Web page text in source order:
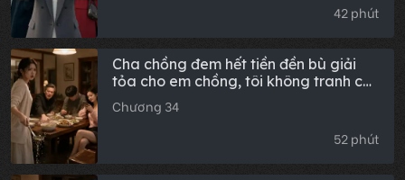
42 phút
Cha chồng đem hết tiền đền bù giải
tỏa cho em chồng, tôi không tranh cãi;
cận Tết ông gọi điện: "Nhà hết gạo rồi,
chuyển ít tiền đi", tôi đáp một câu
Chương 34
52 phút